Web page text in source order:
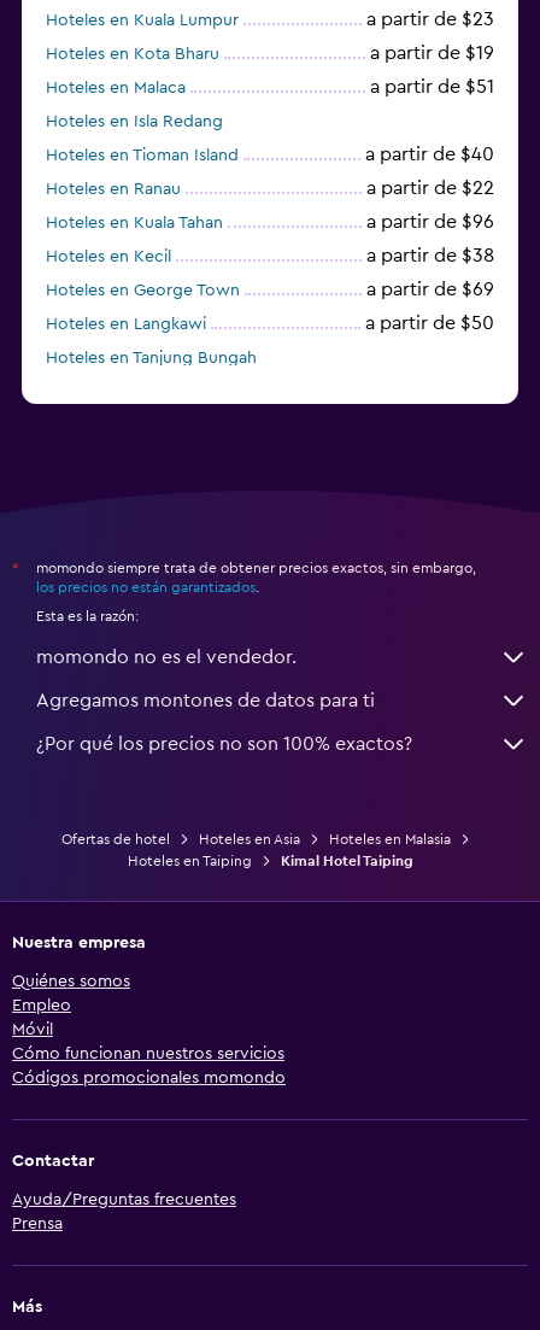
Hoteles en Kuala Lumpur a partir de $23
Hoteles en Kota Bharu a partir de $19
Hoteles en Malaca a partir de $51
Hoteles en Isla Redang
Hoteles en Tioman Island
a partir de $40
Hoteles en Ranau a partir de $22
Hoteles en Kuala Tahan a partir de $96
Hoteles en Kecil a partir de $38
Hoteles en George Town a partir de $69
Hoteles en Langkawi a partir de $50
Hoteles en Tanjung Bungah
*
momondo siempre trata de obtener precios exactos, sin embargo,
los precios no están garantizados
Esta es la razón:
momondo no es el vendedor.
Agregamos montones de datos para ti
¿Por qué los precios no son 100% exactos?
Ofertas de hotel Hoteles en Asia
Hoteles en Malasia
Hoteles en Taiping
Kimal Hotel Taiping
Nuestra empresa
Quiénes somos
Empleo
Móvil
Cómo funcionan nuestros servicios
Códigos promocionales momondo
Contactar
Ayuda/Preguntas frecuentes
Prensa
Más